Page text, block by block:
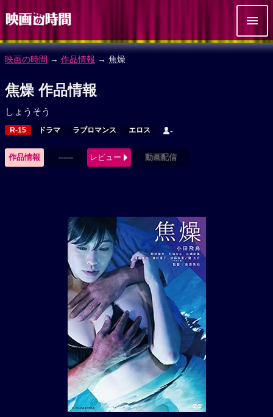
映画の時間 → 作品情報 → 焦燥
焦燥 作品情報
しょうそう
R-15 ドラマ ラブロマンス エロス -
作品情報 ------ レビュー 動画配信